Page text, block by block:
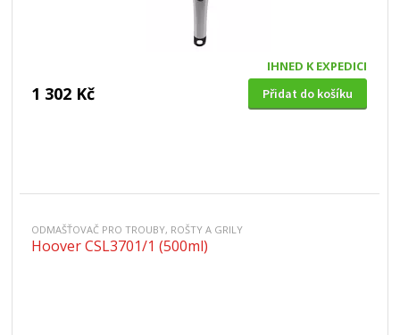
IHNED K EXPEDICI
1 302 Kč Přidat do košíku
ODMAŠŤOVAČ PRO TROUBY, ROŠTY A GRILY
Hoover CSL3701/1 (500ml)